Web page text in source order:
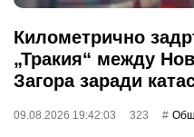
Километрично
„Тракия“ между
Загора заради
09.08.2026 19:42:03 323